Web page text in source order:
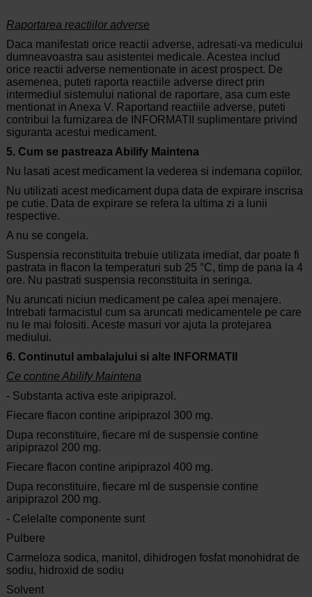
Raportarea reactiilor adverse
Daca manifestati orice reactii adverse, adresati-va medicului
dumneavoastra sau asistentei medicale. Acestea includ
orice reactii adverse nementionate in acest prospect. De
asemenea, puteti raporta reactiile adverse direct prin
intermediul sistemului national de raportare, asa cum este
mentionat in Anexa V. Raportand reactiile adverse, puteti
contribui la furnizarea de INFORMATII suplimentare privind
siguranta acestui medicament.
5. Cum se pastreaza Abilify Maintena
Nu lasati acest medicament la vederea si indemana copiilor.
Nu utilizati acest medicament dupa data de expirare inscrisa
pe cutie. Data de expirare se refera la ultima zi a lunii
respective.
A nu se congela.
Suspensia reconstituita trebuie utilizata imediat, dar poate fi
pastrata in flacon la temperaturi sub 25 °C, timp de pana la 4
ore. Nu pastrati suspensia reconstituita in seringa.
Nu aruncati niciun medicament pe calea apei menajere.
Intrebati farmacistul cum sa aruncati medicamentele pe care
nu le mai folositi. Aceste masuri vor ajuta la protejarea
mediului.
6. Continutul ambalajului si alte INFORMATII
Ce contine Abilify Maintena
- Substanta activa este aripiprazol.
Fiecare flacon contine aripiprazol 300 mg.
Dupa reconstituire, fiecare ml de suspensie contine
aripiprazol 200 mg.
Fiecare flacon contine aripiprazol 400 mg.
Dupa reconstituire, fiecare ml de suspensie contine
aripiprazol 200 mg.
- Celelalte componente sunt
Pulbere
Carmeloza sodica, manitol, dihidrogen fosfat monohidrat de
sodiu, hidroxid de sodiu
Solvent